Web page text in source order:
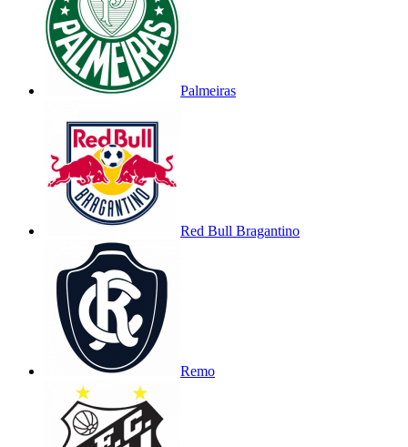
Palmeiras
Red Bull Bragantino
Remo